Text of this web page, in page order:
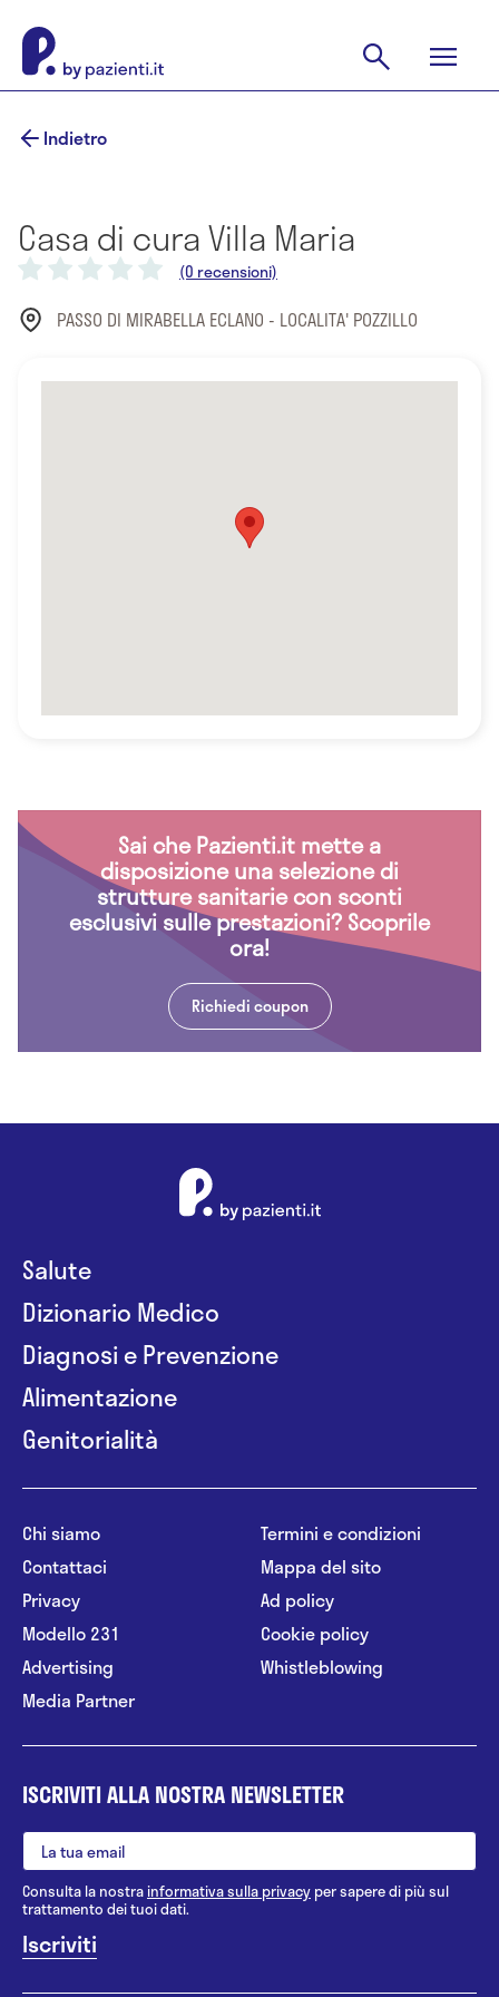
Indietro
Casa di cura Villa Maria
(0 recensioni)
PASSO DI MIRABELLA ECLANO - LOCALITA' POZZILLO
Sai che Pazienti.it mette a
disposizione una selezione di
strutture sanitarie con sconti
esclusivi sulle prestazioni? Scoprile
ora!
Richiedi coupon
Salute
Dizionario Medico
Diagnosi e Prevenzione
Alimentazione
Genitorialità
Chi siamo
Contattaci
Privacy
Modello 231
Advertising
Media Partner
Termini e condizioni
Mappa del sito
Ad policy
Cookie policy
Whistleblowing
ISCRIVITI ALLA NOSTRA NEWSLETTER
Consulta la nostrainformativa sulla privacy per sapere di più sul
trattamento dei tuoi dati.